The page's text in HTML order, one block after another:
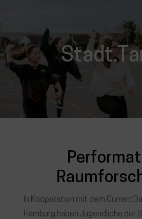
In Kooperation mit dem
Hamburg haben Jugendliche